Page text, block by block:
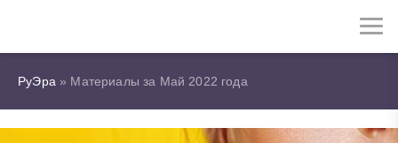
РуЭра » Материалы за Май 2022 года